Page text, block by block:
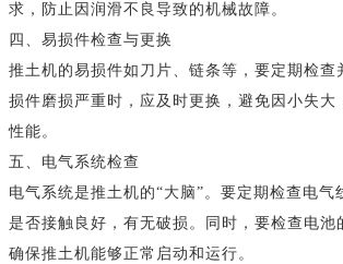
求，防止因润滑不良导致的机械故障。
四、易损件检查与更换
推土机的易损件如刀片、链条等，要定期检查
损件磨损严重时，应及时更换，避免因小失大
性能。
五、电气系统检查
电气系统是推土机的“大脑”。要定期检查电气
是否接触良好，有无破损。同时，要检查电池
确保推土机能够正常启动和运行。